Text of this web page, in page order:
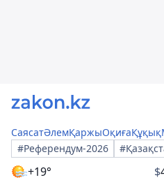
СаясатӘлемҚаржыОқиғаҚұқық
#Референдум-2026
+19° $